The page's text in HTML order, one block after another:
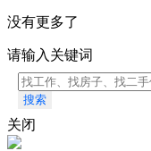
没有更多了
请输入关键词
搜索
关闭